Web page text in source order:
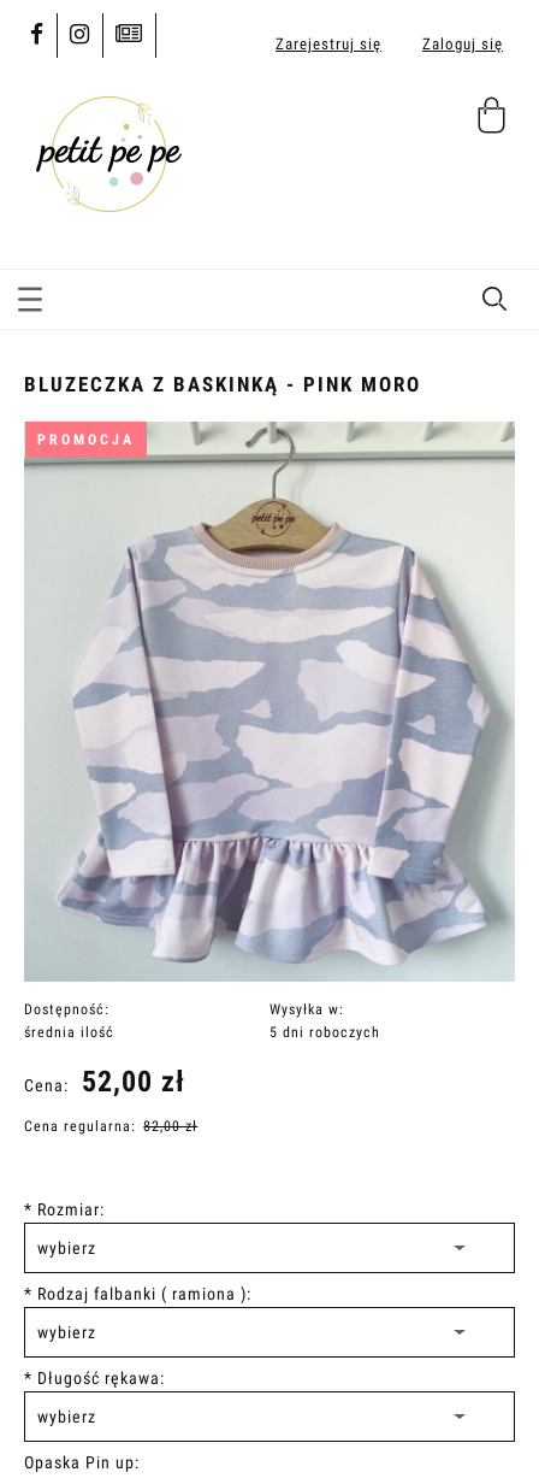
Zarejestruj się Zaloguj się
BLUZECZKA Z BASKINKĄ - PINK MORO
PROMOCJA
Dostępność:
średnia ilość
Wysyłka w:
5 dni roboczych
Cena: 52,00 zł
Cena regularna: 82,00 zł
* Rozmiar:
* Rodzaj falbanki ( ramiona ):
* Długość rękawa:
Opaska Pin up: